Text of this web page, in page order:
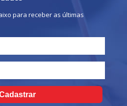
para receber as últimas